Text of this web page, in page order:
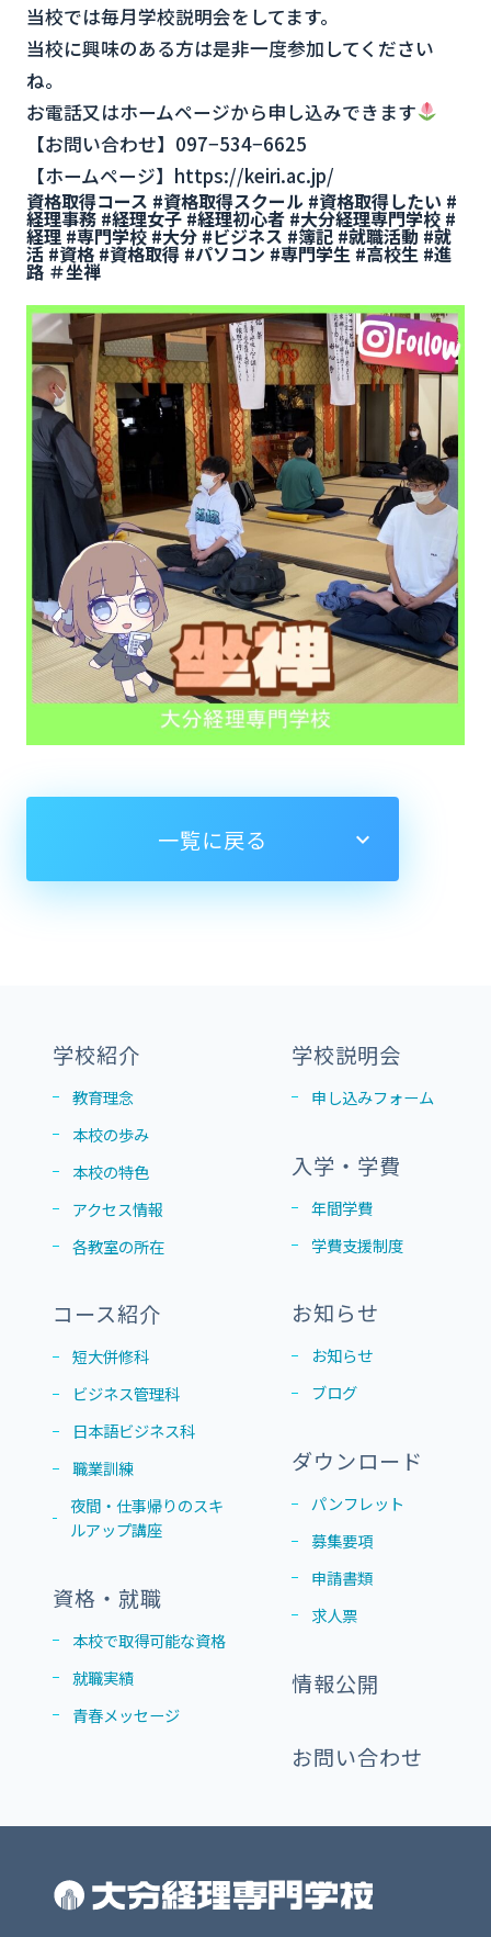
当校では毎月学校説明会をしてます。
当校に興味のある方は是非一度参加してください
ね。
お電話又はホームページから申し込みできます
【お問い合わせ】097−534−6625
【ホームページ】https://keiri.ac.jp/
資格取得コース #資格取得スクール #資格取得したい #
経理事務 #経理女子 #経理初心者 #大分経理専門学校 #
経理 #専門学校 #大分 #ビジネス #簿記 #就職活動 #就
活 #資格 #資格取得 #パソコン #専門学生 #高校生 #進
路 ＃坐禅
一覧に戻る
学校紹介
教育理念
本校の歩み
本校の特色
アクセス情報
各教室の所在
コース紹介
短大併修科
ビジネス管理科
日本語ビジネス科
職業訓練
夜間・仕事帰りのスキ
ルアップ講座
資格・就職
本校で取得可能な資格
就職実績
青春メッセージ
学校説明会
申し込みフォーム
入学・学費
年間学費
学費支援制度
お知らせ
お知らせ
ブログ
ダウンロード
パンフレット
募集要項
申請書類
求人票
情報公開
お問い合わせ